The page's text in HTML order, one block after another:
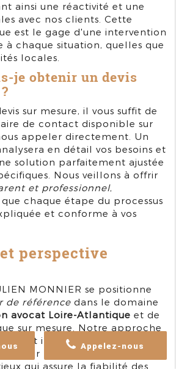
ainsi une réactivité et une
avec nos clients. Cette
est le gage d'une intervention
à chaque situation, quelles que
locales.
je obtenir un devis
sur mesure, il vous suffit de
de contact disponible sur
appeler directement. Un
en détail vos besoins et
solution parfaitement ajustée
Nous veillons à offrir
et professionnel,
chaque étape du processus
et conforme à vos
perspective
MONNIER se positionne
de référence dans le domaine
avocat Loire-Atlantique et de
sur mesure. Notre approche
et innovation. Chaque
par nos experts est le fruit
qui assure la fiabilité des
Appelez-nous